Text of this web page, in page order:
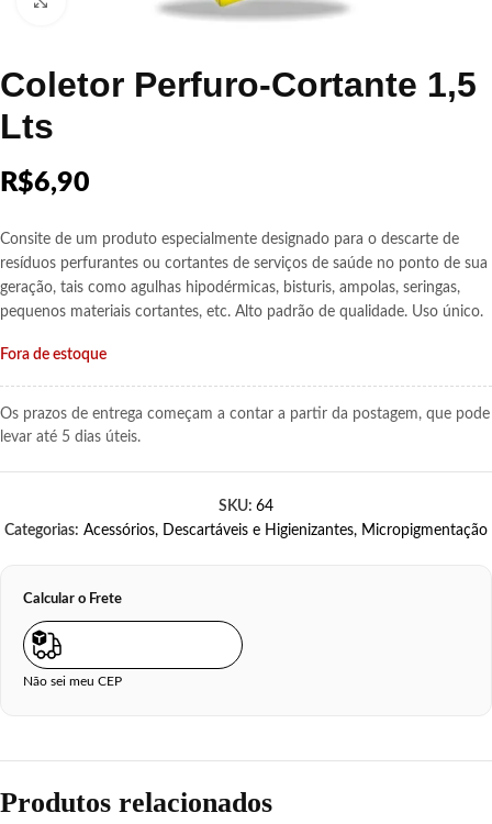
Coletor Perfuro-Cortante 1,5
Lts
R$6,90
Consite de um produto especialmente designado para o descarte de
resíduos perfurantes ou cortantes de serviços de saúde no ponto de sua
geração, tais como agulhas hipodérmicas, bisturis, ampolas, seringas,
pequenos materiais cortantes, etc. Alto padrão de qualidade. Uso único.
Fora de estoque
Os prazos de entrega começam a contar a partir da postagem, que pode
levar até 5 dias úteis.
SKU: 64
Categorias: Acessórios, Descartáveis e Higienizantes, Micropigmentação
Calcular o Frete
Não sei meu CEP
Produtos relacionados